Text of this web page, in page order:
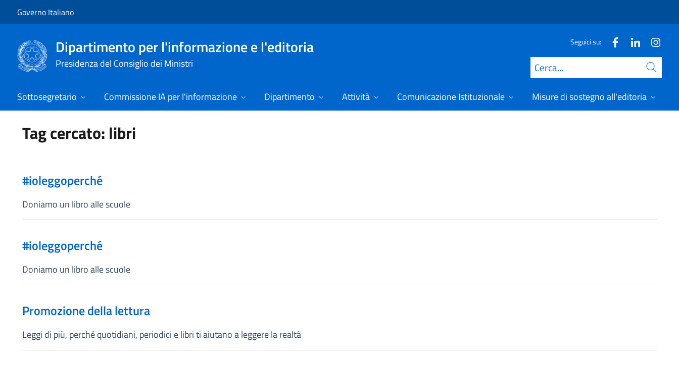
Governo Italiano
Dipartimento per l'informazione e l'editoria
Presidenza del Consiglio dei Ministri
Seguici su:
Cerca
Sottosegretario Commissione IA per l'informazione Dipartimento Attività Comunicazione Istituzionale Misure di sostegno all'editoria
Tag cercato: libri
#ioleggoperché
Doniamo un libro alle scuole
#ioleggoperché
Doniamo un libro alle scuole
Promozione della lettura
Leggi di più, perché quotidiani, periodici e libri ti aiutano a leggere la realtà